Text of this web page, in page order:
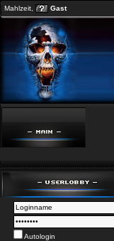
Mahlzeit, Gast
Autologin